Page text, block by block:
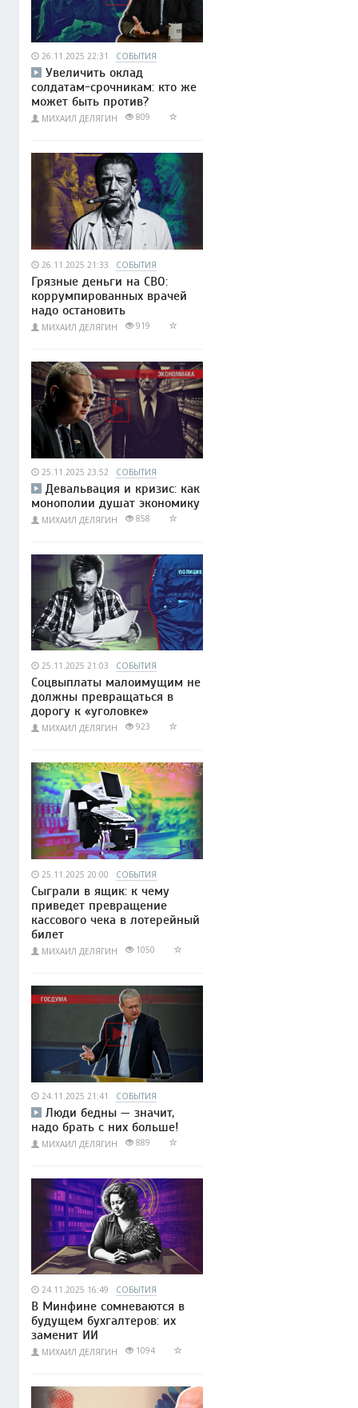
26.11.2025 22:31 СОБЫТИЯ
Увеличить оклад
солдатам-срочникам: кто же
может быть против?
МИХАИЛ ДЕЛЯГИН 809
26.11.2025 21:33 СОБЫТИЯ
Грязные деньги на СВО:
коррумпированных врачей
надо остановить
МИХАИЛ ДЕЛЯГИН 919
25.11.2025 23:52 СОБЫТИЯ
Девальвация и кризис: как
монополии душат экономику
МИХАИЛ ДЕЛЯГИН 858
25.11.2025 21:03 СОБЫТИЯ
Соцвыплаты малоимущим не
должны превращаться в
дорогу к «уголовке»
МИХАИЛ ДЕЛЯГИН 923
25.11.2025 20:00 СОБЫТИЯ
Сыграли в ящик: к чему
приведет превращение
кассового чека в лотерейный
билет
МИХАИЛ ДЕЛЯГИН 1050
24.11.2025 21:41 СОБЫТИЯ
Люди бедны — значит,
надо брать с них больше!
МИХАИЛ ДЕЛЯГИН 889
24.11.2025 16:49 СОБЫТИЯ
В Минфине сомневаются в
будущем бухгалтеров: их
заменит ИИ
МИХАИЛ ДЕЛЯГИН 1094